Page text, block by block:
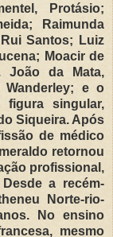
Protásio;
Raimunda
Santos; Luiz
Moacir de
João da Mata,
Wanderley; e o
figura singular,
Siqueira. Após
de médico
retornou
profissional,
a recém-
Norte-rio-
No ensino
mesmo